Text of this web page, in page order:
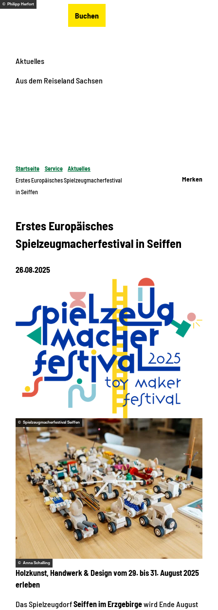
Z
Buchen
© Philipp Herfort
Aktuelles
Aus dem Reiseland Sachsen
Startseite Service
Aktuelles
Erstes Europäisches Spielzeugmacherfestival
in Seiffen
Merken
Erstes Europäisches
Spielzeugmacherfestival in Seiffen
26.08.2025
© Spielzeugmacherfestival Seiffen
© Anna Schalling
Holzkunst, Handwerk & Design vom 29. bis 31. August 2025
erleben
Das SpielzeugdorfSeiffen im Erzgebirgewird Ende August